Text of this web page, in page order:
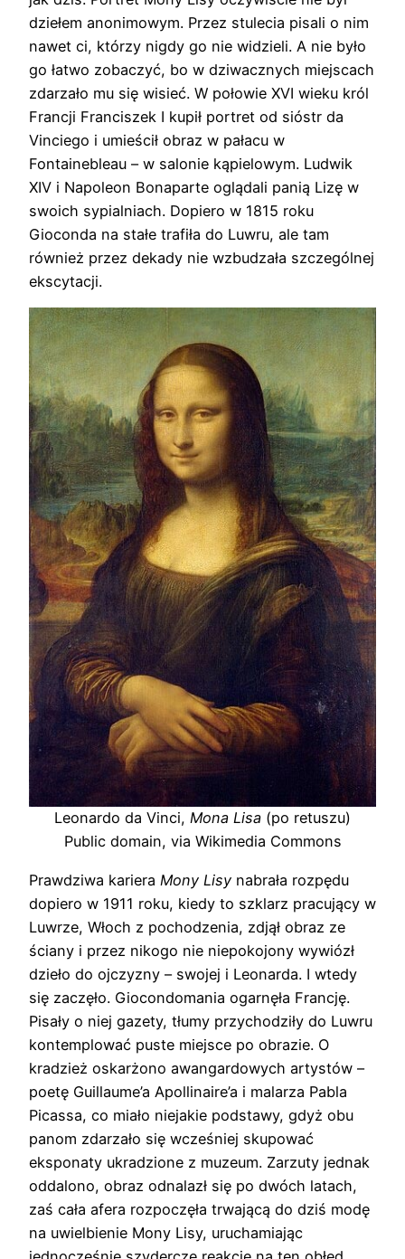
dziełem anonimowym. Przez stulecia pisali o nim
nawet ci, którzy nigdy go nie widzieli. A nie było
go łatwo zobaczyć, bo w dziwacznych miejscach
zdarzało mu się wisieć. W połowie XVI wieku król
Francji Franciszek I kupił portret od sióstr da
Vinciego i umieścił obraz w pałacu w
Fontainebleau – w salonie kąpielowym. Ludwik
XIV i Napoleon Bonaparte oglądali panią Lizę w
swoich sypialniach. Dopiero w 1815 roku
Gioconda na stałe trafiła do Luwru, ale tam
również przez dekady nie wzbudzała szczególnej
ekscytacji.
Leonardo da Vinci, Mona Lisa (po retuszu)
Public domain, via Wikimedia Commons
Prawdziwa kariera Mony Lisy nabrała rozpędu
dopiero w 1911 roku, kiedy to szklarz pracujący w
Luwrze, Włoch z pochodzenia, zdjął obraz ze
ściany i przez nikogo nie niepokojony wywiózł
dzieło do ojczyzny – swojej i Leonarda. I wtedy
się zaczęło. Giocondomania ogarnęła Francję.
Pisały o niej gazety, tłumy przychodziły do Luwru
kontemplować puste miejsce po obrazie. O
kradzież oskarżono awangardowych artystów –
poetę Guillaume’a Apollinaire’a i malarza Pabla
Picassa, co miało niejakie podstawy, gdyż obu
panom zdarzało się wcześniej skupować
eksponaty ukradzione z muzeum. Zarzuty jednak
oddalono, obraz odnalazł się po dwóch latach,
zaś cała afera rozpoczęła trwającą do dziś modę
na uwielbienie Mony Lisy, uruchamiając